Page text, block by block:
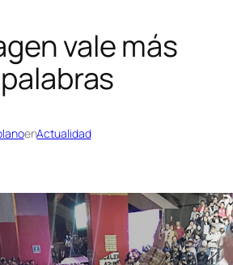
vale más
enActualidad